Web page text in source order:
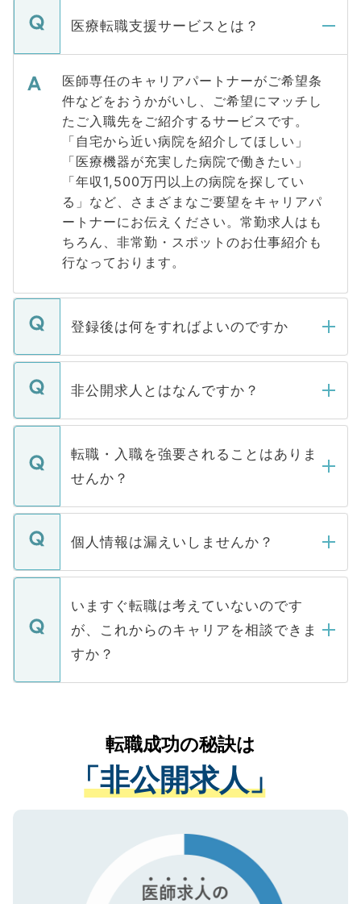
医療転職支援サービスとは？
医師専任のキャリアパートナーがご希望条
件などをおうかがいし、ご希望にマッチし
たご入職先をご紹介するサービスです。
「自宅から近い病院を紹介してほしい」
「医療機器が充実した病院で働きたい」
「年収1,500万円以上の病院を探してい
る」など、さまざまなご要望をキャリアパ
ートナーにお伝えください。常勤求人はも
ちろん、非常勤・スポットのお仕事紹介も
行なっております。
登録後は何をすればよいのですか
ご登録いただきましたら、弊社担当者がご
登録内容を確認し、その後メールもしくは
ます。通常、5営業日以内にはご連絡をせて
いただきますので、しばらくお待ちくださ
い。
非公開求人とはなんですか？
マイナビDOCTORで取り扱っている求人の
うち約3割は、Webサイトからご覧いただ
けない「非公開求人」です。非公開求人は
下記の理由によって、一般には公開してい
ません。
■応募殺到を避けるため 人気のある医療機
関を公にしてしまうと、応募が殺到する場
に、医療機関が求める条件に合った人材の
みを人材紹介会社に依頼するケースが増え
ています。
転職・入職を強要されることはありま
せんか？
転職・入職を強要することは一切ありませ
ん。また、仮に応募先から内定をいただい
定を承諾する必要はありません。内定先へ
の辞退の連絡はキャリアパートナーが行い
ますので、ご安心ください。
個人情報は漏えいしませんか？
個人情報が漏えいすることはありませんの
で、ご安心ください。当サイトからの登録
などで収集したご登録者様の個人情報は、
ご本人のキャリアアップおよび転職活動の
支援を目的に使用いたします。お預かりし
ているすべての個人データはご本人の許可
は、個人情報の取り扱いについての厳密な
管理基準を満たした事業者のみに付与され
る、プライバシーマークを取得済みです。
ご登録いただいた個人情報は、SSL（デー
で、機密保持に関してもご安心ください。
いますぐ転職は考えていないのです
が、これからのキャリアを相談できま
すか？
かがいして、現在の医療機関の状況や紹介
経験をまじえながら、適切なアドバイスを
させていただきます。すぐにご転職をされ
ない方には、長期的なサポートが可能です
ので、まずはご登録ください。
転職成功の秘訣は
「非公開求人」